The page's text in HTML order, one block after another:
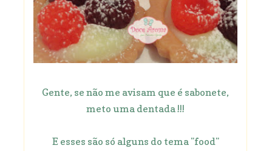
Gente, se não me avisam que é sabonete,
meto uma dentada !!!
E esses são só alguns do tema "food"